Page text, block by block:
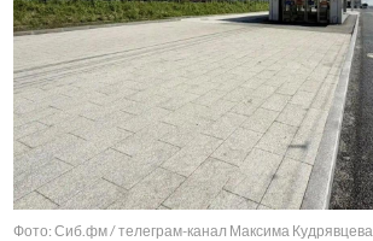
Фото: Сиб.фм / телеграм-канал Максима Кудрявцева